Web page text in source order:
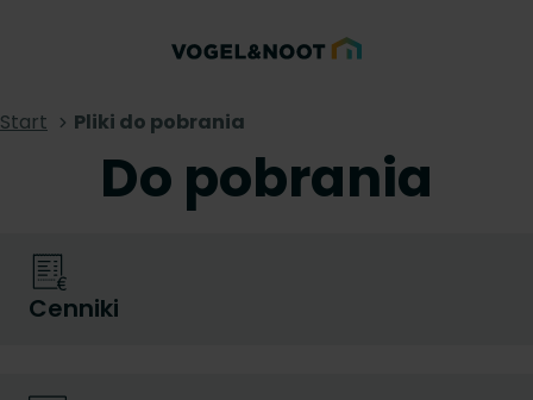
Start Pliki do pobrania
Do pobrania
Cenniki